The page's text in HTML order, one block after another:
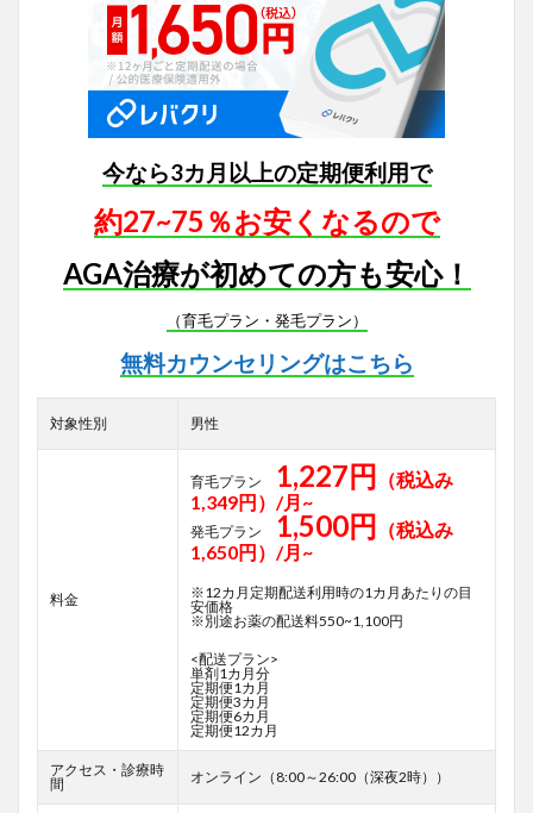
今なら3カ月以上の定期便利用で
約27~75％お安くなるので
AGA治療が初めての方も安心！
（育毛プラン・発毛プラン）
無料カウンセリングはこちら
対象性別 男性
料金
育毛プラン 1,227円 （税込み
1,349円）/月~
発毛プラン 1,500円 （税込み
1,650円）/月~
※12カ月定期配送利用時の1カ月あたりの目
安価格
※別途お薬の配送料550~1,100円
<配送プラン>
単剤1カ月分
定期便1カ月
定期便3カ月
定期便6カ月
定期便12カ月
アクセス・診療時
間
オンライン（8:00～26:00（深夜2時））